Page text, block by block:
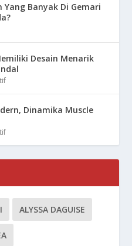
Banyak Di Gemari
Desain Menarik
Dinamika Muscle
ALYSSA DAGUISE